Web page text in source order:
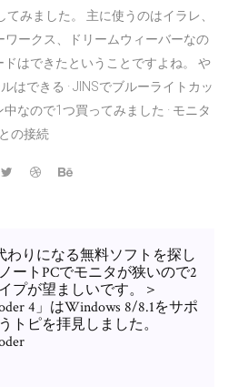
みました。 主に使うのはイラレ、
ークス、ドリームウィーバーなの
はできたということですよね。 や
はできる · JINSでブルーライトカッ
なので1つ買ってみました · モニタ
との接続
わりになる無料ソフトを探し
ートPCでモニタが狭いので2
プが望ましいです。＞
4」はWindows 8/8.1をサポ
トピを拝見しました。